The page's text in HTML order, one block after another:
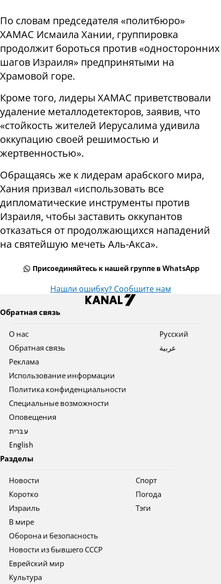
По словам председателя «политбюро»
ХАМАС Исмаила Хании, группировка
продолжит бороться против «односторонних
шагов Израиля» предпринятыми на
Храмовой горе.
Кроме того, лидеры ХАМАС приветствовали
удаление металлодетекторов, заявив, что
«стойкость жителей Иерусалима удивила
оккупацию своей решимостью и
жертвенностью».
Обращаясь же к лидерам арабского мира,
Хания призвал «использовать все
дипломатические инструменты против
Израиля, чтобы заставить оккупантов
отказаться от продолжающихся нападений
на святейшую мечеть Аль-Акса».
Присоединяйтесь к нашей группе в WhatsApp
Нашли ошибку? Сообщите нам
Обратная связь
О нас
Обратная связь
Реклама
Использование информации
Политика конфиденциальности
Специальные возможности
Оповещения
עברית
English
Pусский
عربية
Разделы
Новости
Коротко
Израиль
В мире
Оборона и безопасность
Новости из бывшего СССР
Еврейский мир
Культура
Спорт
Погода
Тэги